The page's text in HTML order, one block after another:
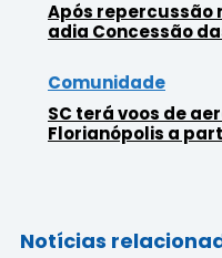
Após repercussão
adia Concessão
Comunidade
SC terá voos de
Florianópolis a
Notícias